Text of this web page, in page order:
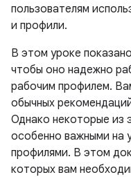
пользователям
и профили.
В этом уроке
чтобы оно надежно
рабочим профилем.
обычных
Однако некоторые из
особенно важными на
профилями. В этом
которых вам